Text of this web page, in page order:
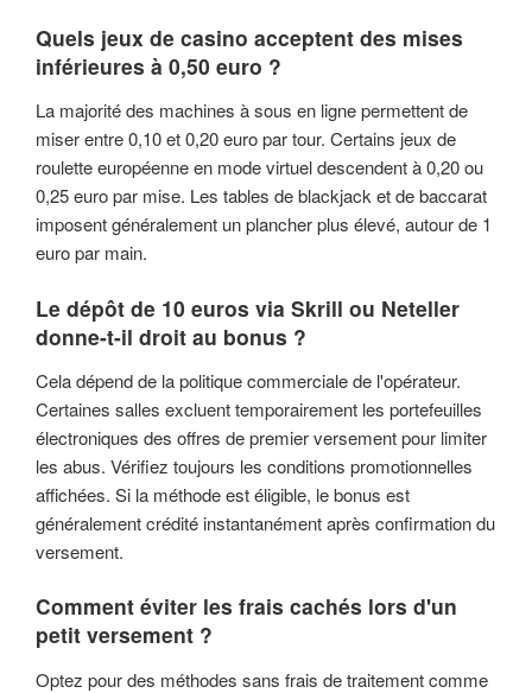
Quels jeux de casino acceptent des mises
inférieures à 0,50 euro ?
La majorité des machines à sous en ligne permettent de
miser entre 0,10 et 0,20 euro par tour. Certains jeux de
roulette européenne en mode virtuel descendent à 0,20 ou
0,25 euro par mise. Les tables de blackjack et de baccarat
imposent généralement un plancher plus élevé, autour de 1
euro par main.
Le dépôt de 10 euros via Skrill ou Neteller
donne-t-il droit au bonus ?
Cela dépend de la politique commerciale de l'opérateur.
Certaines salles excluent temporairement les portefeuilles
électroniques des offres de premier versement pour limiter
les abus. Vérifiez toujours les conditions promotionnelles
affichées. Si la méthode est éligible, le bonus est
généralement crédité instantanément après confirmation du
versement.
Comment éviter les frais cachés lors d'un
petit versement ?
Optez pour des méthodes sans frais de traitement comme